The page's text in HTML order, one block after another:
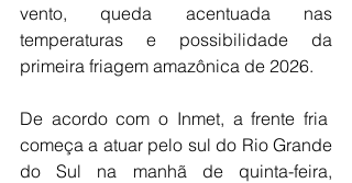
vento, queda acentuada nas
temperaturas e possibilidade da
primeira friagem amazônica de 2026.
De acordo com o Inmet, a frente fria
começa a atuar pelo sul do Rio Grande
do Sul na manhã de quinta-feira,